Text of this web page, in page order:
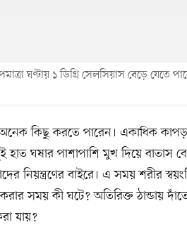
ঘণ্টায় ১ ডিগ্রি সেলসিয়াস বেড়ে যেতে
কিছু করতে পারেন। একাধিক
ঘষার পাশাপাশি মুখ দিয়ে বাতাস
বাইরে। এ সময় শরীর
সময় কী ঘটে? অতিরিক্ত ঠান্ডায়
যায়?